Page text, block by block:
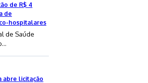
de R$ 4
de
hospitalares
de Saúde
abre licitação